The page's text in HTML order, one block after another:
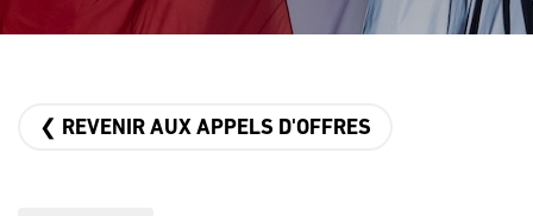
❮ REVENIR AUX APPELS D'OFFRES